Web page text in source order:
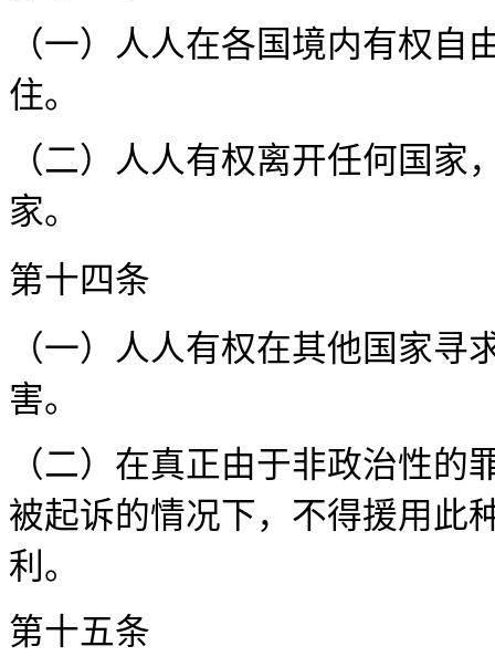
（一）人人在各国境内有权自
住
（二）人人有权离开任何国
家。
第十
（一）人人有权在其他国家寻
害。
（二）在真正由于非政治性
被起诉的情况下，不得援用此
利
第十